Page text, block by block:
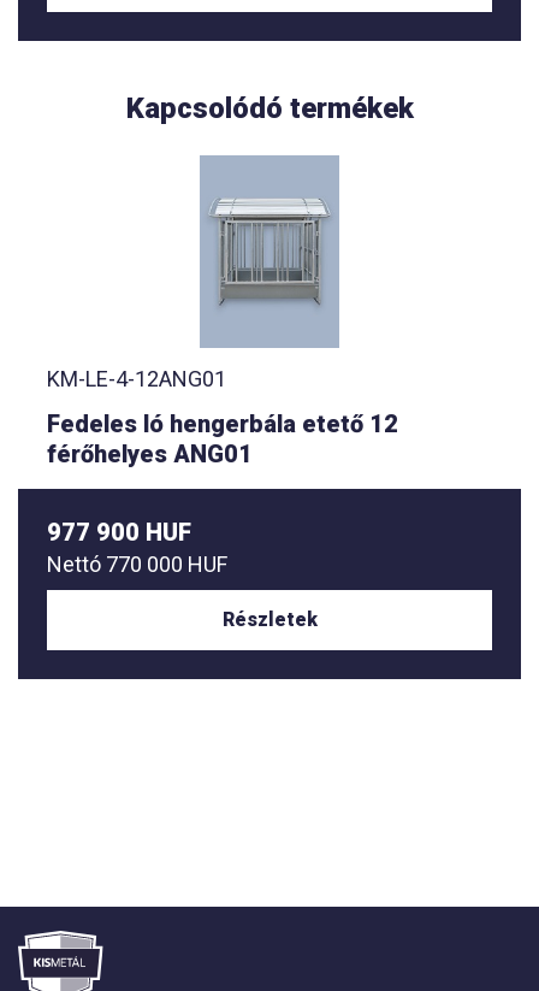
Kapcsolódó termékek
KM-LE-4-12ANG01
Fedeles ló hengerbála etető 12
férőhelyes ANG01
977 900 HUF
Nettó 770 000 HUF
Részletek